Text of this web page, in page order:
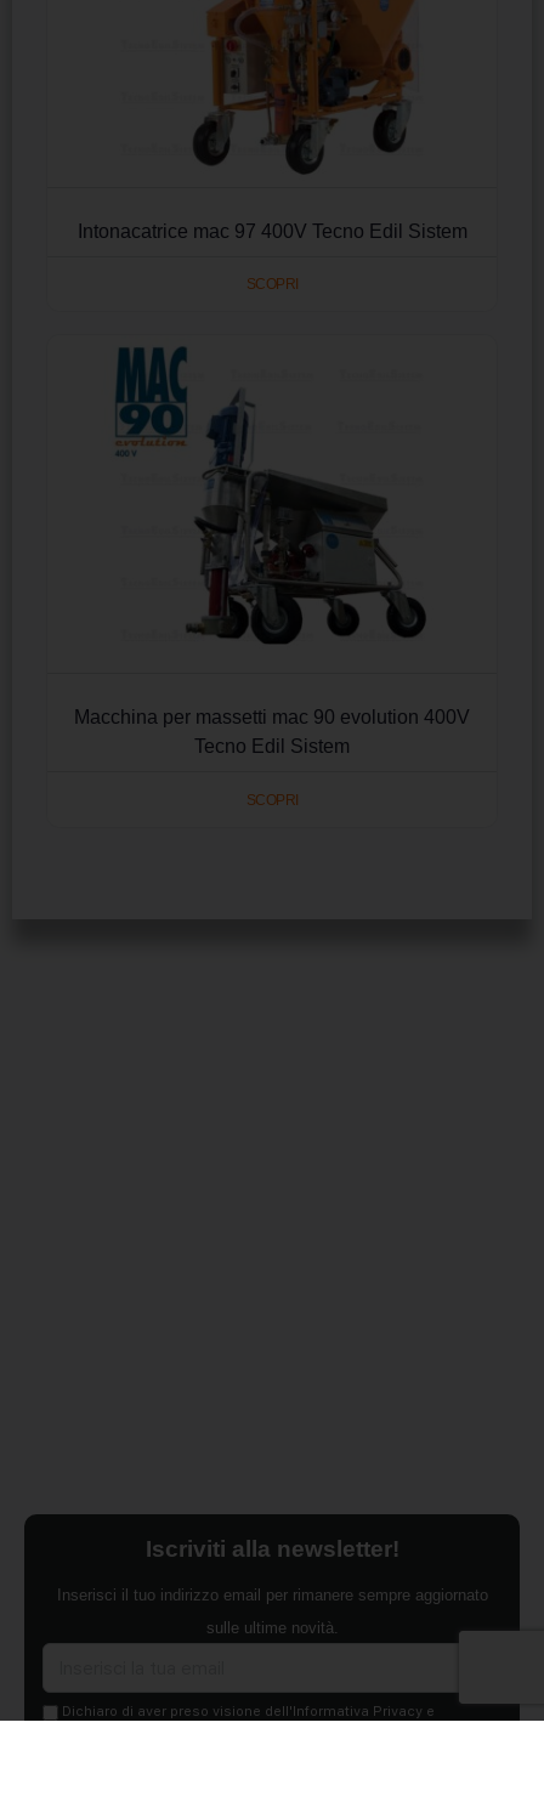
Intonacatrice mac 97 400V Tecno Edil Sistem
SCOPRI
Macchina per massetti mac 90 evolution 400V
Tecno Edil Sistem
SCOPRI
Iscriviti alla newsletter!
Inserisci il tuo indirizzo email per rimanere sempre aggiornato
sulle ultime novità.
Dichiaro di aver preso visione dell'Informativa Privacy e